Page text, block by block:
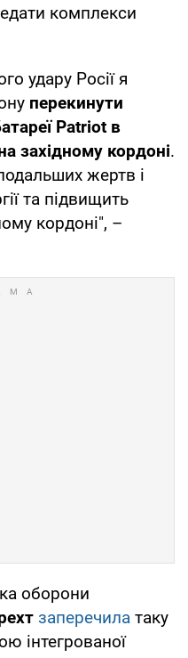
комплекси
удару Росії я
перекинути
Patriot в
західному кордоні.
жертв і
та підвищить
кордоні", –
оборони
заперечила таку
інтегрованої